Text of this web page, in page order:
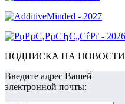
ПОДПИСКА НА НОВОСТИ
Введите адрес Вашей
электронной почты: